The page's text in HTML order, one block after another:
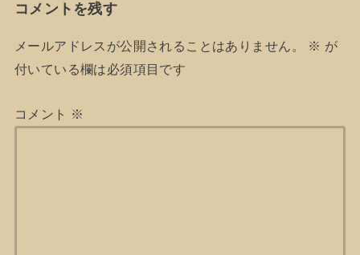
コメントを残す
メールアドレスが公開されることはありません。 ※ が
付いている欄は必須項目です
コメント ※